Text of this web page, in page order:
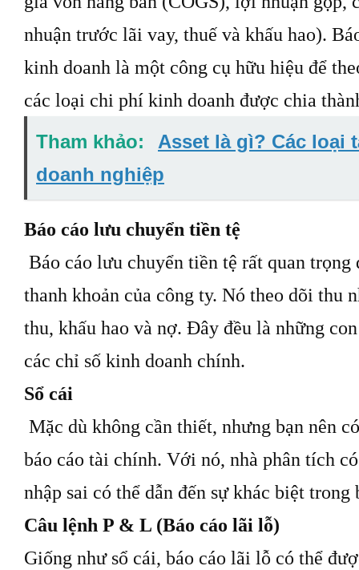
nhuận trước lãi vay, thuế và khấu hao).
kinh doanh là một công cụ hữu hiệu để
các loại chi phí kinh doanh được chia
Tham khảo:
Asset là gì? Các loại
doanh nghiệp
Báo cáo lưu chuyển tiền tệ
Báo cáo lưu chuyển tiền tệ rất quan trọng
thanh khoản của công ty. Nó theo dõi thu
thu, khấu hao và nợ. Đây đều là những
các chỉ số kinh doanh chính.
Sổ cái
Mặc dù không cần thiết, nhưng bạn nên
báo cáo tài chính. Với nó, nhà phân tích
nhập sai có thể dẫn đến sự khác biệt trong
Câu lệnh P & L (Báo cáo lãi lỗ)
Giống như sổ cái, báo cáo lãi lỗ có thể